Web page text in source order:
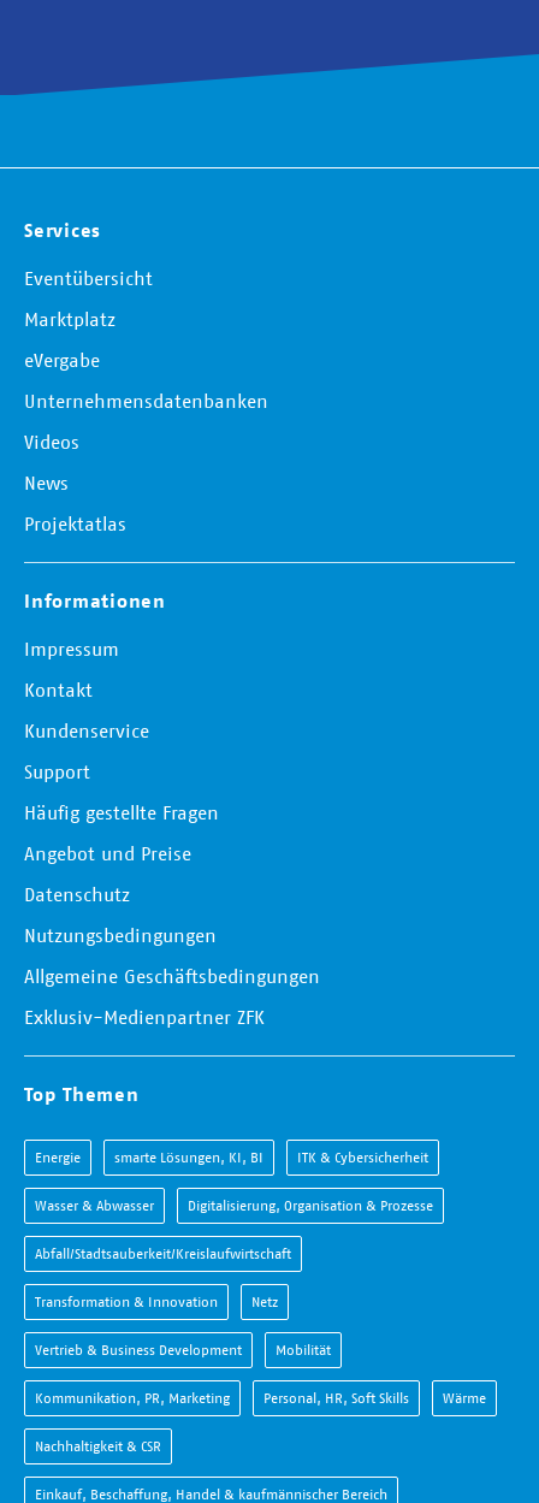
Services
Eventübersicht
Marktplatz
eVergabe
Unternehmensdatenbanken
Videos
News
Projektatlas
Informationen
Impressum
Kontakt
Kundenservice
Support
Häufig gestellte Fragen
Angebot und Preise
Datenschutz
Nutzungsbedingungen
Allgemeine Geschäftsbedingungen
Exklusiv-Medienpartner ZFK
Top Themen
Energie smarte Lösungen, KI, BI ITK & Cybersicherheit
Wasser & Abwasser Digitalisierung, Organisation & Prozesse
Abfall/Stadtsauberkeit/Kreislaufwirtschaft
Transformation & Innovation Netz
Vertrieb & Business Development Mobilität
Kommunikation, PR, Marketing Personal, HR, Soft Skills Wärme
Nachhaltigkeit & CSR
Einkauf, Beschaffung, Handel & kaufmännischer Bereich